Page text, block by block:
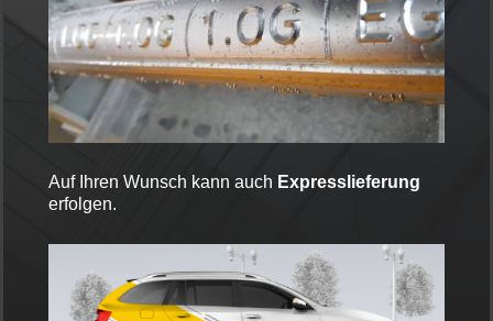
Auf Ihren Wunsch kann auch Expresslieferung
erfolgen.